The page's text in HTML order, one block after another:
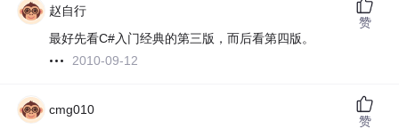
赵自行
最好先看C#入门经典的第三版，而后看第四版。
2010-09-12
赞
cmg010
赞